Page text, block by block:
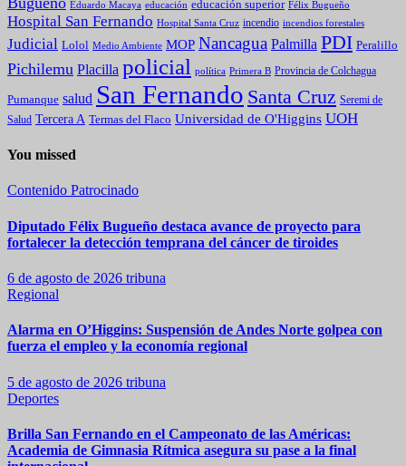
Eduardo Macaya educación educación superior Félix Bugueño
Hospital San Fernando Hospital Santa Cruz incendio incendios forestales
Judicial Lolol Medio Ambiente MOP Nancagua Palmilla PDI Peralillo
Pichilemu Placilla policial política Primera B Provincia de Colchagua
Pumanque salud San Fernando Santa Cruz Seremi de
Salud Tercera A Termas del Flaco Universidad de O'Higgins UOH
You missed
Contenido Patrocinado
Diputado Félix Bugueño destaca avance de proyecto para
fortalecer la detección temprana del cáncer de tiroides
6 de agosto de 2026 tribuna
Regional
Alarma en O’Higgins: Suspensión de Andes Norte golpea con
fuerza el empleo y la economía regional
5 de agosto de 2026 tribuna
Deportes
Brilla San Fernando en el Campeonato de las Américas:
Academia de Gimnasia Rítmica asegura su pase a la final